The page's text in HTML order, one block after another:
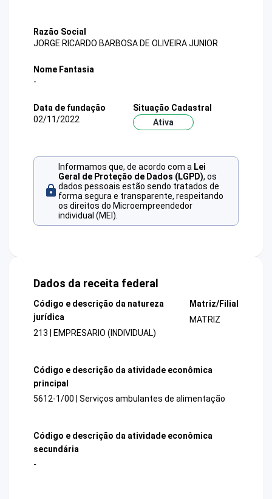
Razão Social
JORGE RICARDO BARBOSA DE OLIVEIRA JUNIOR
Nome Fantasia
-
Data de fundação
02/11/2022
Situação Cadastral
Ativa
Informamos que, de acordo com a Lei
Geral de Proteção de Dados (LGPD), os
dados pessoais estão sendo tratados de
forma segura e transparente, respeitando
os direitos do Microempreendedor
individual (MEI).
Dados da receita federal
Código e descrição da natureza
jurídica
213 | EMPRESARIO (INDIVIDUAL)
Matriz/Filial
MATRIZ
Código e descrição da atividade econômica
principal
5612-1/00 | Serviços ambulantes de alimentação
Código e descrição da atividade econômica
secundária
-